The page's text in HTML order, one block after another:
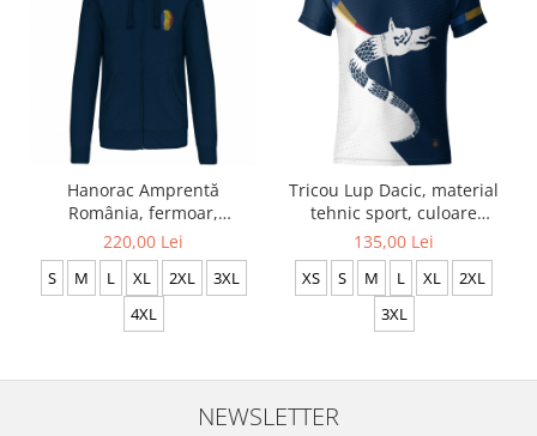
Hanorac Amprentă
România, fermoar,
broderie, culoare
bleumarin, CH20
220,00 Lei
S M L XL 2XL
3XL
4XL
Tricou Lup Dacic, material
tehnic sport, culoare
bleumarin, CS16
135,00 Lei
XS S M L XL
2XL
3XL
NEWSLETTER